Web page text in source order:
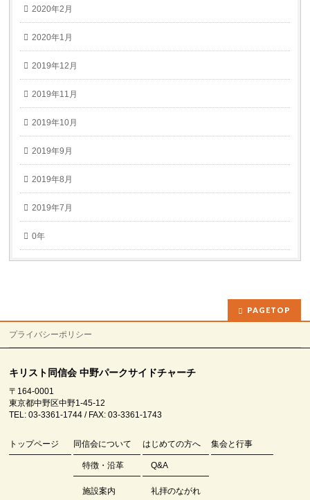
2020年2月
2020年1月
2019年12月
2019年11月
2019年10月
2019年9月
2019年8月
2019年7月
0年
PAGETOP
プライバシーポリシー
キリスト同信会 中野パークサイドチャーチ
〒164-0001
東京都中野区中野1-45-12
TEL: 03-3361-1744 / FAX: 03-3361-1743
トップページ 同信会について
特徴・沿革
施設案内
はじめての方へ
Q&A
礼拝のながれ
集会と行事